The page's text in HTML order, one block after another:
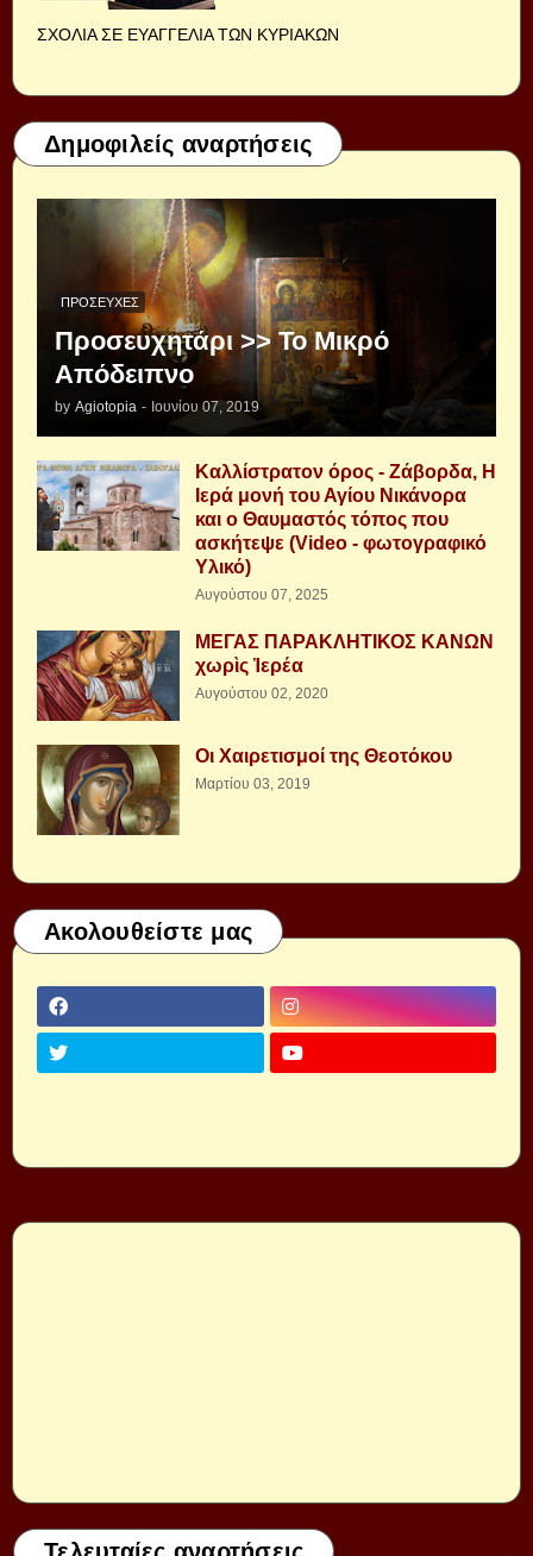
ΣΧΟΛΙΑ ΣΕ ΕΥΑΓΓΕΛΙΑ ΤΩΝ ΚΥΡΙΑΚΩΝ
Δημοφιλείς αναρτήσεις
ΠΡΟΣΕΥΧΈΣ
Προσευχητάρι >> Το Μικρό
Απόδειπνο
by Agiotopia - Ιουνίου 07, 2019
Καλλίστρατον όρος - Ζάβορδα, Η
Ιερά μονή του Αγίου Νικάνορα
και ο Θαυμαστός τόπος που
ασκήτεψε (Video - φωτογραφικό
Υλικό)
Αυγούστου 07, 2025
ΜΕΓΑΣ ΠΑΡΑΚΛΗΤΙΚΟΣ ΚΑΝΩΝ
χωρὶς Ἱερέα
Αυγούστου 02, 2020
Οι Χαιρετισμοί της Θεοτόκου
Μαρτίου 03, 2019
Ακολουθείστε μας